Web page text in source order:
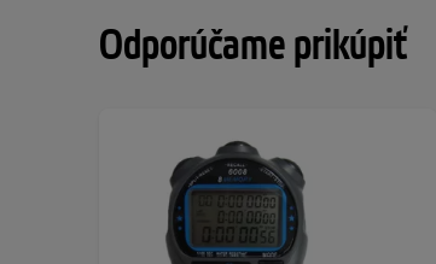
Odporúčame prikúpiť